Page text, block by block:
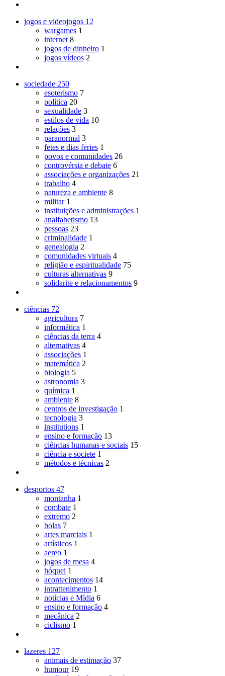
jogos e videojogos 12
wargames 1
internet 8
jogos de dinheiro 1
jogos vídeos 2
sociedade 250
esoterismo 7
política 20
sexualidade 3
estilos de vida 10
relações 3
paranormal 3
fetes e dias feries 1
povos e comunidades 26
controvérsia e debate 6
associações e organizações 21
trabalho 4
natureza e ambiente 8
militar 1
instituições e administrações 1
analfabetismo 13
pessoas 23
criminalidade 1
genealogia 2
comunidades virtuais 4
religião e espiritualidade 75
culturas alternativas 9
solidarite e relacionamentos 9
ciências 72
agricultura 7
informática 1
ciências da terra 4
alternativas 4
associações 1
matemática 2
biologia 5
astronomia 3
química 1
ambiente 8
centros de investigação 1
tecnologia 3
institutions 1
ensino e formação 13
ciências humanas e sociais 15
ciência e societe 1
métodos e técnicas 2
desportos 47
montanha 1
combate 1
extremo 2
bolas 7
artes marciais 1
artísticos 1
aereo 1
jogos de mesa 4
hóquei 1
acontecimentos 14
intrattenimento 1
notícias e Mídia 6
ensino e formação 4
mecânica 2
ciclismo 1
lazeres 127
animais de estimação 37
humour 19